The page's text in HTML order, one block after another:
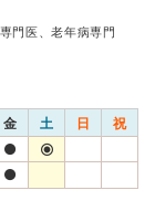
門医、老年病専門
金 土 日 祝